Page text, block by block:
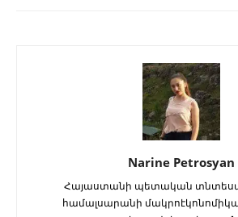
Narine Petrosyan
Հայաստանի պետական
համալսարանի